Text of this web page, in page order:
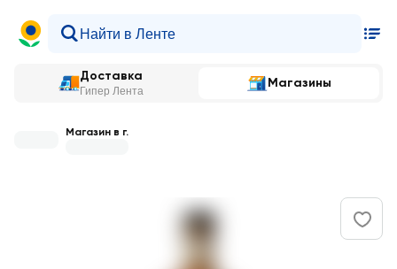
Доставка
Гипер Лента
Магазины
Магазин в г.